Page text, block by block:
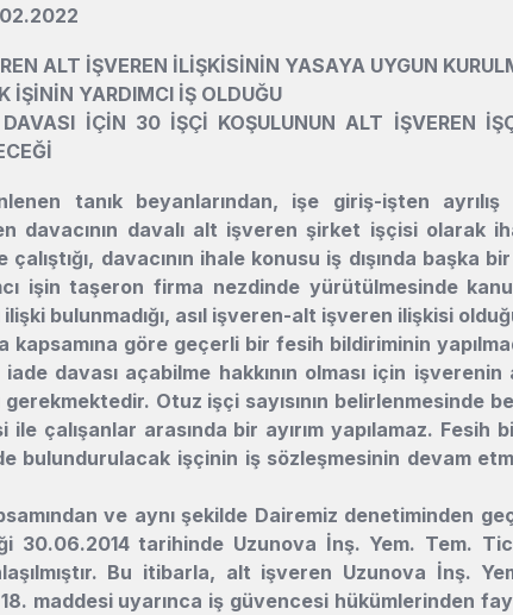
ALT İŞVEREN İLİŞKİSİNİN YASAYA UYGUN
İŞİNİN YARDIMCI İŞ OLDUĞU
İÇİN 30 İŞÇİ KOŞULUNUN ALT İŞVEREN
tanık beyanlarından, işe giriş-işten
davacının davalı alt işveren şirket işçisi olarak
çalıştığı, davacının ihale konusu iş dışında başka
işin taşeron firma nezdinde yürütülmesinde
ilişki bulunmadığı, asıl işveren-alt işveren ilişkisi
kapsamına göre geçerli bir fesih bildiriminin
davası açabilme hakkının olması için
gerekmektedir. Otuz işçi sayısının belirlenmesinde
ile çalışanlar arasında bir ayırım yapılamaz. Fesih
bulundurulacak işçinin iş sözleşmesinin devam
ve aynı şekilde Dairemiz denetiminden
30.06.2014 tarihinde Uzunova İnş. Yem. Tem.
Bu itibarla, alt işveren Uzunova İnş.
maddesi uyarınca iş güvencesi hükümlerinden